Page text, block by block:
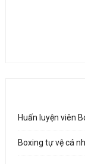
Huấn luyện viên
Boxing tự vệ cá